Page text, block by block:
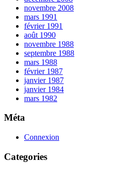
novembre 2008
mars 1991
février 1991
août 1990
novembre 1988
septembre 1988
mars 1988
février 1987
janvier 1987
janvier 1984
mars 1982
Méta
Connexion
Categories